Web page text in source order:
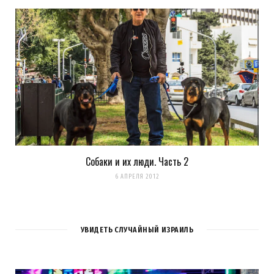
Собаки и их люди. Часть 2
6 АПРЕЛЯ 2012
УВИДЕТЬ СЛУЧАЙНЫЙ ИЗРАИЛЬ